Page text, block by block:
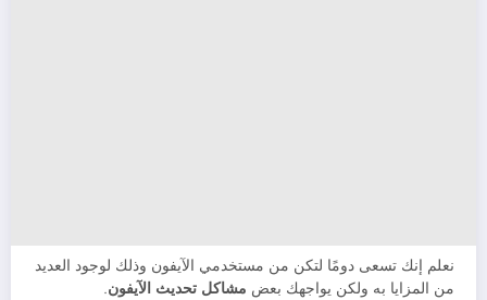
نعلم إنك تسعى دومًا لتكن من مستخدمي الآيفون وذلك لوجود العديد
من المزايا به ولكن يواجهك بعض مشاكل تحديث الآيفون.